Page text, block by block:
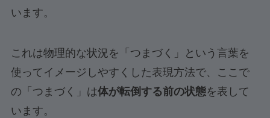
います。
これは物理的な状況を「つまづく」という言葉を
使ってイメージしやすくした表現方法で、ここで
の「つまづく」は体が転倒する前の状態を表して
います。